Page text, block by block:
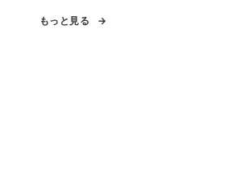
もっと見る